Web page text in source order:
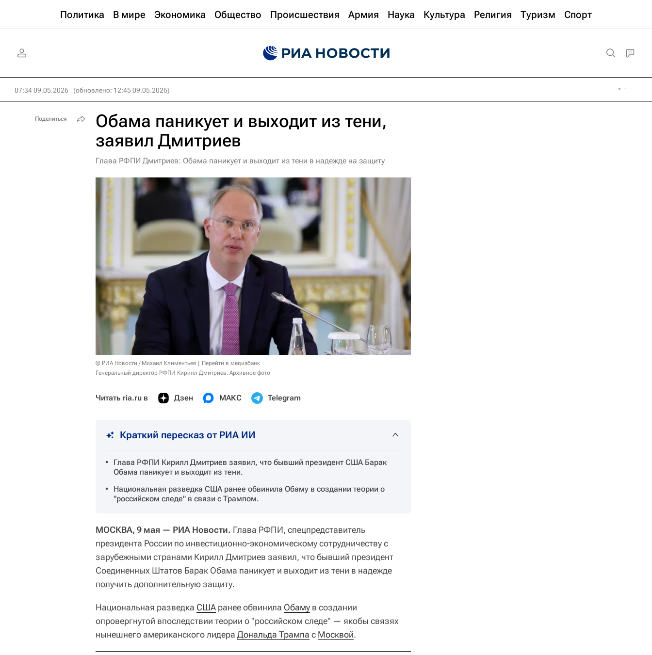
Политика В мире Экономика Общество Происшествия Армия Наука Культура Религия Туризм Спорт
07:34 09.05.2026 (обновлено: 12:45 09.05.2026)
Обама паникует и выходит из тени,
заявил Дмитриев
Глава РФПИ Дмитриев: Обама паникует и выходит из тени в надежде на защиту
© РИА Новости / Михаил Климентьев
Перейти в медиабанк
Генеральный директор РФПИ Кирилл Дмитриев. Архивное фото
Читать ria.ru в Дзен МАКС Telegram
Краткий пересказ от РИА ИИ
Глава РФПИ Кирилл Дмитриев заявил, что бывший президент США Барак
Обама паникует и выходит из тени.
Национальная разведка США ранее обвинила Обаму в создании теории о
"российском следе" в связи с Трампом.
МОСКВА, 9 мая — РИА Новости. Глава РФПИ, спецпредставитель
президента России по инвестиционно-экономическому сотрудничеству с
зарубежными странами Кирилл Дмитриев заявил, что бывший президент
Соединенных Штатов Барак Обама паникует и выходит из тени в надежде
получить дополнительную защиту.
Национальная разведка США ранее обвинила Обаму в создании
опровергнутой впоследствии теории о "российском следе" — якобы связях
нынешнего американского лидера Дональда Трампа с Москвой.
Поделиться